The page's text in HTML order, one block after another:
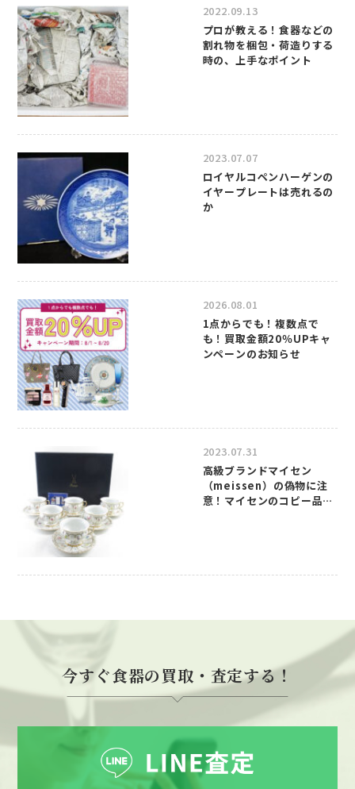
2022.09.13
プロが教える！食器などの
割れ物を梱包・荷造りする
時の、上手なポイント
2023.07.07
ロイヤルコペンハーゲンの
イヤープレートは売れるの
か
2026.08.01
1点からでも！複数点で
も！買取金額20％UPキャ
ンペーンのお知らせ
2023.07.31
高級ブランドマイセン
（meissen）の偽物に注
意！マイセンのコピー品の
今すぐ食器の買取・査定する！